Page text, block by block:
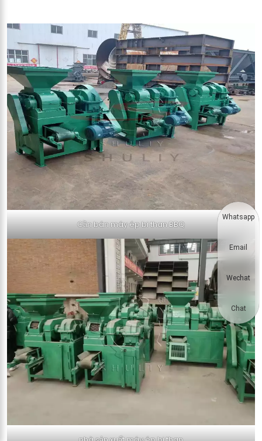
Cần bán máy ép bi than BBQ
Whatsapp
Email
Wechat
Chat